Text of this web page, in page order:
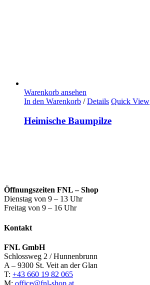
Warenkorb ansehen
In den Warenkorb / Details Quick View
Heimische Baumpilze
Öffnungszeiten FNL – Shop
Dienstag von 9 – 13 Uhr
Freitag von 9 – 16 Uhr
Kontakt
FNL GmbH
Schlossweg 2 / Hunnenbrunn
A – 9300 St. Veit an der Glan
T: +43 660 19 82 065
M: office@fnl-shop.at